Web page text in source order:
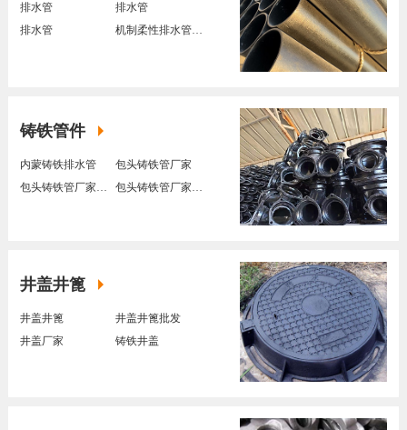
排水管
排水管
排水管
机制柔性排水管厂家
铸铁管件
内蒙铸铁排水管
包头铸铁管厂家
井盖井篦
井盖井篦
井盖井篦批发
井盖厂家
铸铁井盖